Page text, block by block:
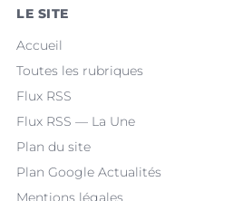
LE SITE
Accueil
Toutes les rubriques
Flux RSS
Flux RSS — La Une
Plan du site
Plan Google Actualités
Mentions légales